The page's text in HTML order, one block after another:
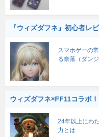
『ウィズダフネ』初心者レ
スマホゲーの
る奈落（ダン
ウィズダフネ×FF11コラボ！
24年以上にわ
力とは